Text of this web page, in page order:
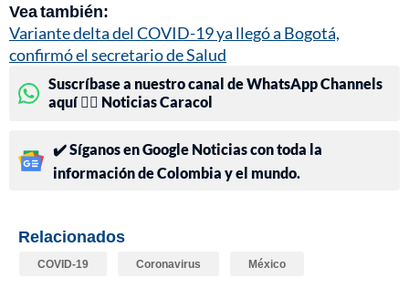
Vea también:
Variante delta del COVID-19 ya llegó a Bogotá,
confirmó el secretario de Salud
Suscríbase a nuestro canal de WhatsApp Channels
aquí 👉🏻 Noticias Caracol
✔️ Síganos en Google Noticias con toda la
información de Colombia y el mundo.
Relacionados
COVID-19 Coronavirus México